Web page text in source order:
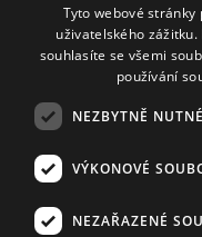
Kříženeckého nám. 322
152 00 Praha 5
IČ 416 93 311
© 2008–2026 EMPRESA
Zásady ochrany
Tyto webové stránky
uživatelského
souhlasíte se všemi
používání
NEZBYTNĚ
VÝKONOVÉ
NEZAŘAZENÉ